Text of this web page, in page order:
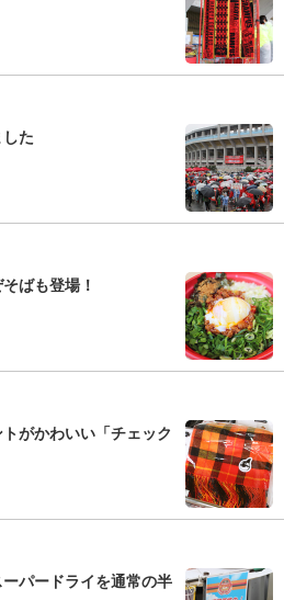
た
ばも登場！
がかわいい「チェック
パードライを通常の半